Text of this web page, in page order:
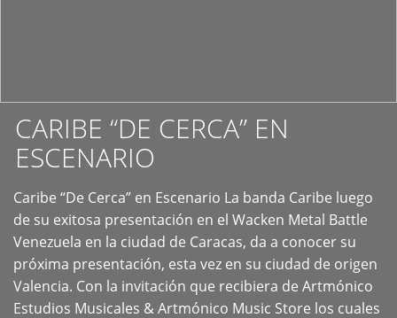
CARIBE “DE CERCA” EN
ESCENARIO
Caribe “De Cerca” en Escenario La banda Caribe luego
de su exitosa presentación en el Wacken Metal Battle
Venezuela en la ciudad de Caracas, da a conocer su
próxima presentación, esta vez en su ciudad de origen
Valencia. Con la invitación que recibiera de Artmónico
Estudios Musicales & Artmónico Music Store los cuales
+